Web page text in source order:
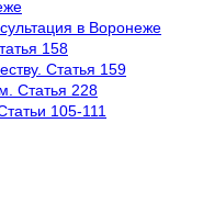
в Воронеже
158
Статья 159
Статья 228
105-111